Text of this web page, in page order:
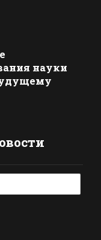
науки